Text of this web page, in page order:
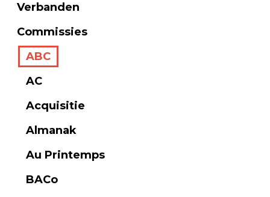
Verbanden
Commissies
ABC
AC
Acquisitie
Almanak
Au Printemps
BACo